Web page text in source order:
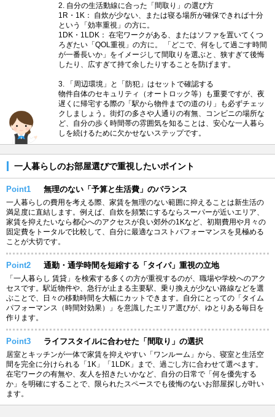
2. 自分の生活動線に合った「間取り」の選び方
1R・1K： 自炊が少ない、または寝る場所が確保できれば十分
という「効率重視」の方に。
1DK・1LDK： 在宅ワークがある、またはソファを置いてくつ
ろぎたい「QOL重視」の方に。 「どこで、何をして過ごす時間
が一番長いか」をイメージして間取りを選ぶと、狭すぎて後悔
したり、広すぎて持て余したりすることを防げます。
3. 「周辺環境」と「防犯」はセットで確認する
物件自体のセキュリティ（オートロック等）も重要ですが、夜
遅くに帰宅する際の「駅から物件までの道のり」も必ずチェッ
クしましょう。街灯の多さや人通りの有無、コンビニの場所な
ど、自分の歩く時間帯の雰囲気を知ることは、安心な一人暮ら
しを続けるために欠かせないステップです。
一人暮らしのお部屋選びで重視したいポイント
Point1 無理のない「予算と生活費」のバランス
一人暮らしの費用を考える際、家賃を無理のない範囲に抑えることは新生活の
満足度に直結します。例えば、自炊を頻繁にするならスーパーが近いエリア、
家賃を抑えたいなら都心へのアクセスが良い郊外の1Kなど、初期費用や月々の
固定費をトータルで比較して、自分に最適なコストパフォーマンスを見極める
ことが大切です。
Point2 通勤・通学時間を短縮する「タイパ」重視の立地
「一人暮らし 賃貸」を検索する多くの方が重視するのが、職場や学校へのアク
セスです。駅近物件や、急行が止まる主要駅、乗り換えが少ない路線などを選
ぶことで、日々の移動時間を大幅にカットできます。自分にとっての「タイム
パフォーマンス（時間対効果）」を意識したエリア選びが、ゆとりある毎日を
作ります。
Point3 ライフスタイルに合わせた「間取り」の選択
居室とキッチンが一体で家賃を抑えやすい「ワンルーム」から、寝室と生活空
間を完全に分けられる「1K」「1LDK」まで、過ごし方に合わせて選べます。
在宅ワークの有無や、友人を招きたいかなど、自分の日常で「何を優先する
か」を明確にすることで、限られたスペースでも後悔のないお部屋探しが叶い
ます。